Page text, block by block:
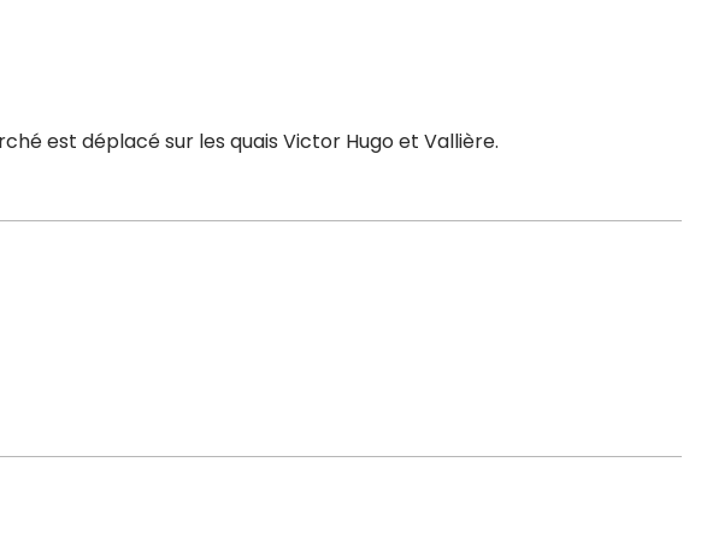
est déplacé sur les quais Victor Hugo et Vallière.